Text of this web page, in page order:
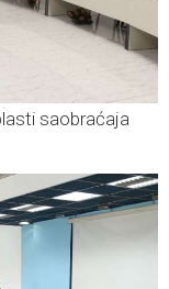
saobraćaja